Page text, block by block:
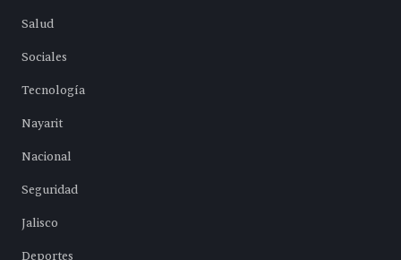
Salud
Sociales
Tecnología
Nayarit
Nacional
Seguridad
Jalisco
Deportes